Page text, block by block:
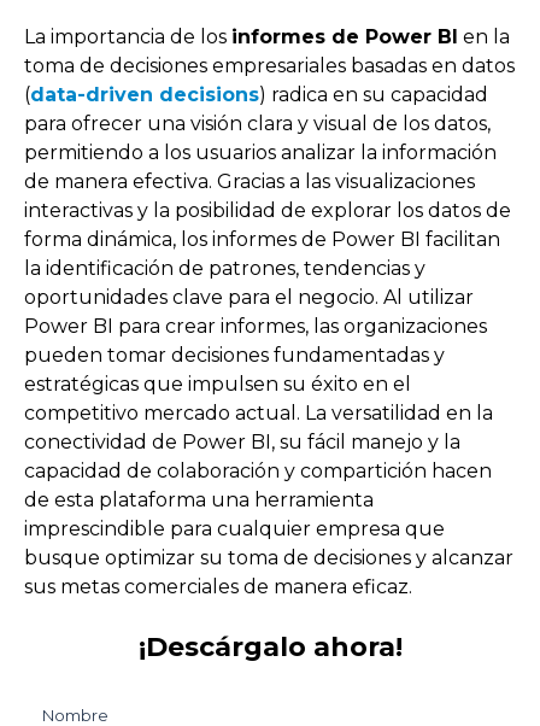
La importancia de los informes de Power BI en la
toma de decisiones empresariales basadas en datos
(data-driven decisions) radica en su capacidad
para ofrecer una visión clara y visual de los datos,
permitiendo a los usuarios analizar la información
de manera efectiva. Gracias a las visualizaciones
interactivas y la posibilidad de explorar los datos de
forma dinámica, los informes de Power BI facilitan
la identificación de patrones, tendencias y
oportunidades clave para el negocio. Al utilizar
Power BI para crear informes, las organizaciones
pueden tomar decisiones fundamentadas y
estratégicas que impulsen su éxito en el
competitivo mercado actual. La versatilidad en la
conectividad de Power BI, su fácil manejo y la
capacidad de colaboración y compartición hacen
de esta plataforma una herramienta
imprescindible para cualquier empresa que
busque optimizar su toma de decisiones y alcanzar
sus metas comerciales de manera eficaz.
¡Descárgalo ahora!
Nombre